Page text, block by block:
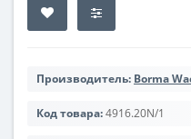
Производитель: Borma
Код товара:4916.20N/1